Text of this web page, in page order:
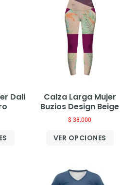
Dali
Calza Larga Mujer
Buzios Design Beige
$ 38.000
VER OPCIONES